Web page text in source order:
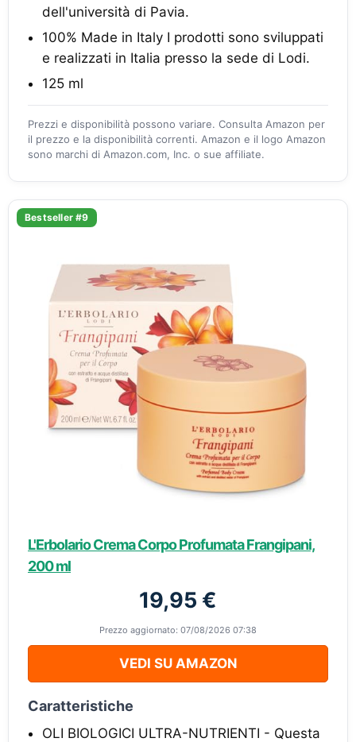
dell'università di Pavia.
100% Made in Italy I prodotti sono sviluppati
e realizzati in Italia presso la sede di Lodi.
125 ml
Prezzi e disponibilità possono variare. Consulta Amazon per
il prezzo e la disponibilità correnti. Amazon e il logo Amazon
sono marchi di Amazon.com, Inc. o sue affiliate.
Bestseller #9
L'Erbolario Crema Corpo Profumata Frangipani,
200 ml
19,95 €
Prezzo aggiornato: 07/08/2026 07:38
VEDI SU AMAZON
Caratteristiche
OLI BIOLOGICI ULTRA-NUTRIENTI - Questa